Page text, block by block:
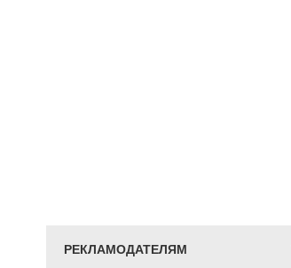
РЕКЛАМОДАТЕЛЯМ